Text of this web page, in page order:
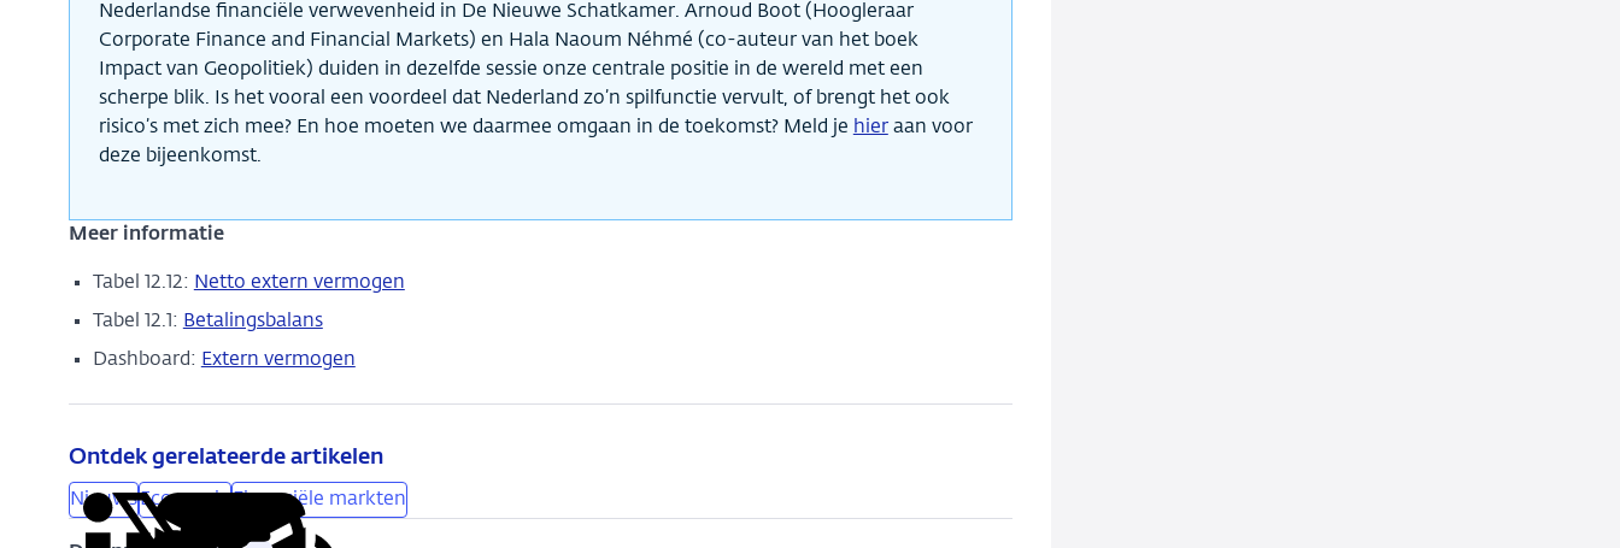
Nederlandse financiële verwevenheid in De Nieuwe Schatkamer. Arnoud Boot (Hoogleraar
Corporate Finance and Financial Markets) en Hala Naoum Néhmé (co-auteur van het boek
Impact van Geopolitiek) duiden in dezelfde sessie onze centrale positie in de wereld met een
scherpe blik. Is het vooral een voordeel dat Nederland zo’n spilfunctie vervult, of brengt het ook
risico’s met zich mee? En hoe moeten we daarmee omgaan in de toekomst? Meld je hieraan voor
deze bijeenkomst.
Meer informatie
Tabel 12.12: Netto extern vermogen
Tabel 12.1: Betalingsbalans
Dashboard: Extern vermogen
Ontdek gerelateerde artikelen
NieuwsEconomie Financiële markten